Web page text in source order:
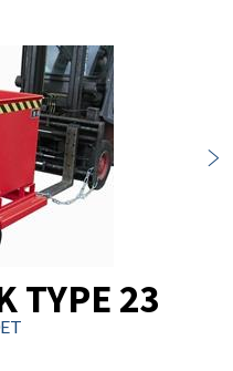
TYPE 23